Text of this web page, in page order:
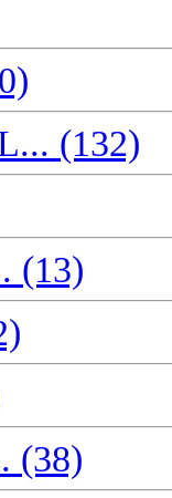
(132)
(13)
(38)